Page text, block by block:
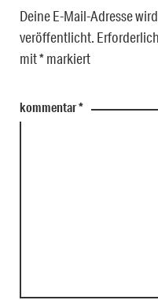
Deine E-Mail-Adresse
veröffentlicht.
mit*markiert
kommentar*